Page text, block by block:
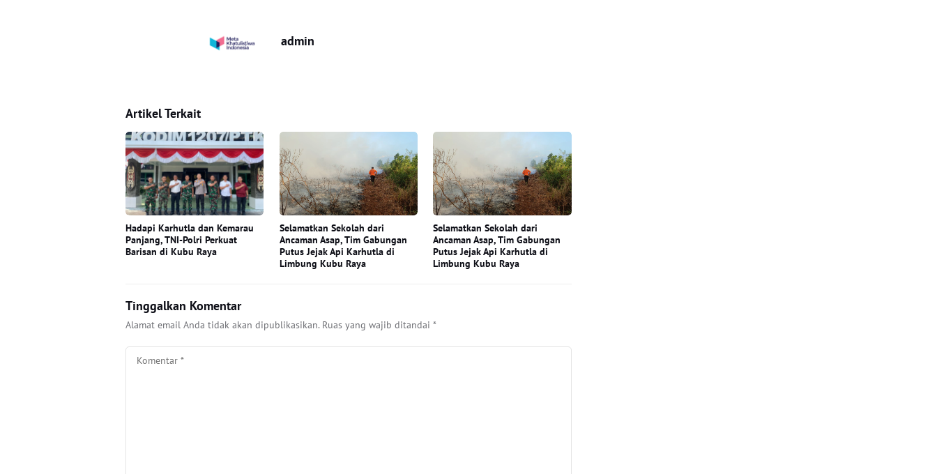
admin
Artikel Terkait
Hadapi Karhutla dan Kemarau
Panjang, TNI-Polri Perkuat
Barisan di Kubu Raya
Selamatkan Sekolah dari
Ancaman Asap, Tim Gabungan
Putus Jejak Api Karhutla di
Limbung Kubu Raya
Selamatkan Sekolah dari
Ancaman Asap, Tim Gabungan
Putus Jejak Api Karhutla di
Limbung Kubu Raya
Tinggalkan Komentar
Alamat email Anda tidak akan dipublikasikan. Ruas yang wajib ditandai *